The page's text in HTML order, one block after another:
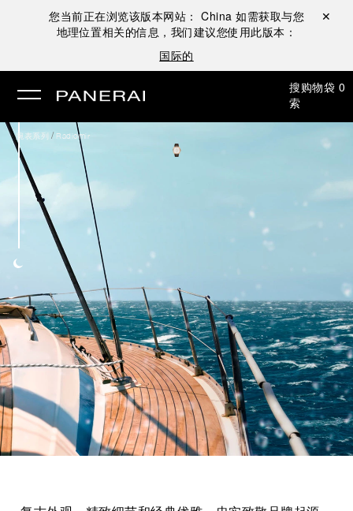
您当前正在浏览该版本网站： China 如需获取与您
地理位置相关的信息，我们建议您使用此版本：
国际的
关闭 ✕
搜
索
购物袋 0
腕表系列 / Radiomir